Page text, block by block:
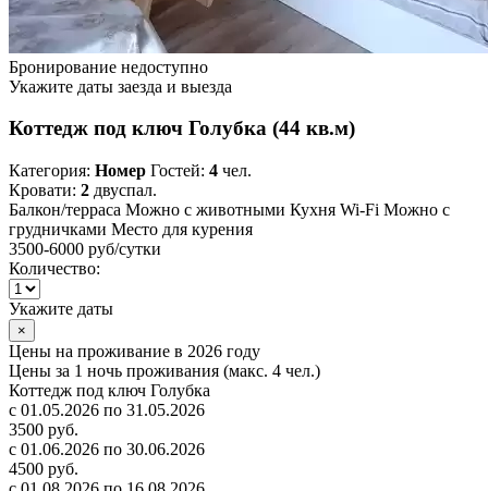
Бронирование недоступно
Укажите даты заезда и выезда
Коттедж под ключ Голубка (44 кв.м)
Категория: Номер Гостей: 4 чел.
Кровати: 2 двуспал.
Балкон/терраса Можно с животными Кухня Wi-Fi Можно с
грудничками Место для курения
3500-6000 руб/сутки
Количество:
Укажите даты
×
Цены на проживание в 2026 году
Цены за 1 ночь проживания (макс. 4 чел.)
Коттедж под ключ Голубка
с 01.05.2026 по 31.05.2026
3500 руб.
с 01.06.2026 по 30.06.2026
4500 руб.